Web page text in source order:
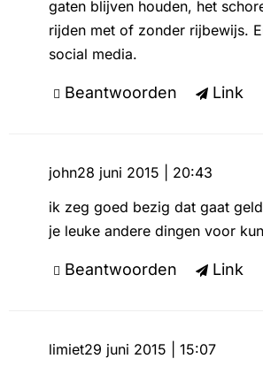
gaten blijven houden, het
rijden met of zonder rijbewijs.
social media.
Beantwoorden Link
john28 juni 2015 | 20:43
ik zeg goed bezig dat gaat
je leuke andere dingen voor
Beantwoorden Link
limiet29 juni 2015 | 15:07